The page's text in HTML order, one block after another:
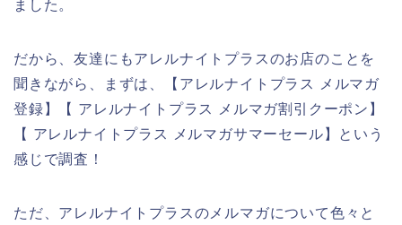
ました。
だから、友達にもアレルナイトプラスのお店のことを
聞きながら、まずは、【アレルナイトプラス メルマガ
登録】【 アレルナイトプラス メルマガ割引クーポン】
【 アレルナイトプラス メルマガサマーセール】という
感じで調査！
ただ、アレルナイトプラスのメルマガについて色々と